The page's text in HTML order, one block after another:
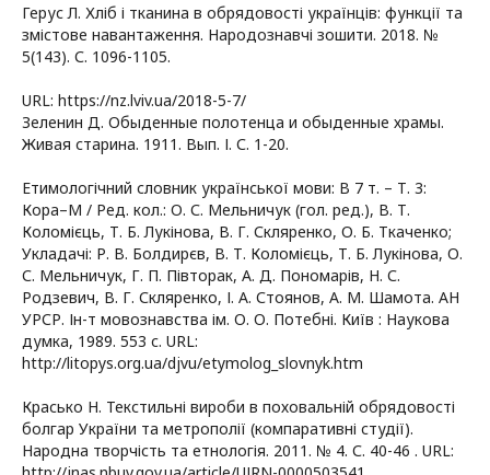
Герус Л. Хліб і тканина в обрядовості українців: функції та
змістове навантаження. Народознавчі зошити. 2018. №
5(143). С. 1096-1105.
URL: https://nz.lviv.ua/2018-5-7/
Зеленин Д. Обыденные полотенца и обыденные храмы.
Живая старина. 1911. Вып. І. С. 1-20.
Етимологічний словник української мови: В 7 т. – Т. 3:
Кора–М / Ред. кол.: О. С. Мельничук (гол. ред.), В. Т.
Коломієць, Т. Б. Лукінова, В. Г. Скляренко, О. Б. Ткаченко;
Укладачі: Р. В. Болдирєв, В. Т. Коломієць, Т. Б. Лукінова, О.
С. Мельничук, Г. П. Півторак, А. Д. Пономарів, Н. С.
Родзевич, В. Г. Скляренко, І. А. Стоянов, А. М. Шамота. АН
УРСР. Ін-т мовознавства ім. О. О. Потебні. Київ : Наукова
думка, 1989. 553 с. URL:
http://litopys.org.ua/djvu/etymolog_slovnyk.htm
Красько Н. Текстильні вироби в поховальній обрядовості
болгар України та метрополії (компаративні студії).
Народна творчість та етнологія. 2011. № 4. С. 40-46 . URL: